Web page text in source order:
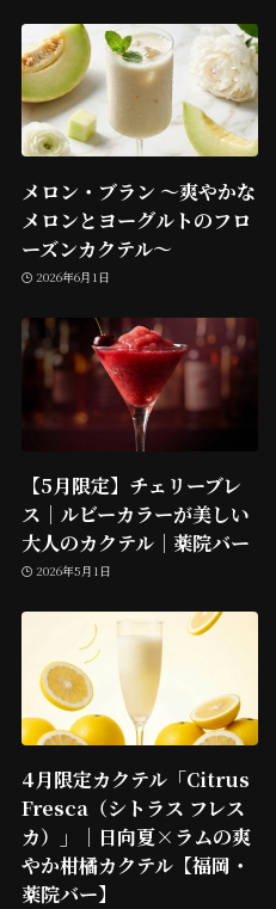
メロン・ブラン ～爽やかな
メロンとヨーグルトのフロ
ーズンカクテル～
2026年6月1日
【5月限定】チェリーブレ
ス｜ルビーカラーが美しい
大人のカクテル｜薬院バー
2026年5月1日
4月限定カクテル「Citrus
Fresca（シトラス フレス
カ）」｜日向夏×ラムの爽
やか柑橘カクテル【福岡・
薬院バー】